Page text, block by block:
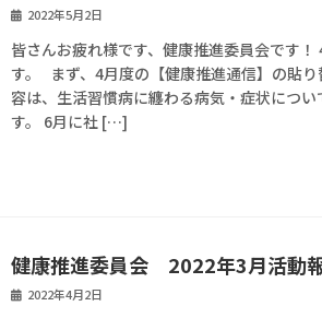
2022年5月2日
皆さんお疲れ様です、健康推進委員会です！
す。 まず、4月度の【健康推進通信】の貼り
容は、生活習慣病に纏わる病気・症状につ
す。 6月に社 […]
健康推進委員会 2022年3月活動
2022年4月2日